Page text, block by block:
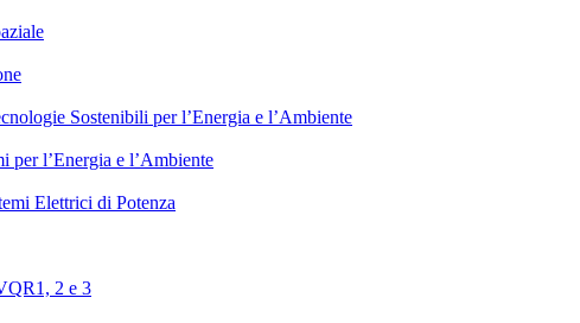
Sostenibili per l’Energia e l’Ambiente
per l’Energia e l’Ambiente
Elettrici di Potenza
2 e 3